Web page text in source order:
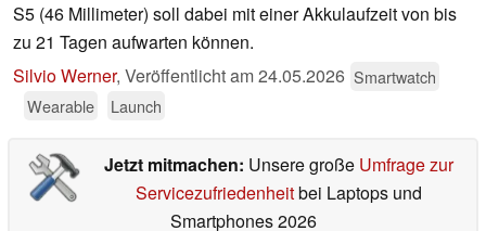
S5 (46 Millimeter) soll dabei mit einer Akkulaufzeit von bis
zu 21 Tagen aufwarten können.
Silvio Werner, Veröffentlicht am24.05.2026 Smartwatch
Wearable
Launch
Jetzt mitmachen: Unsere große Umfrage zur
Servicezufriedenheitbei Laptops und
Smartphones 2026